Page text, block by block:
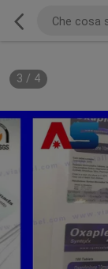
3 / 4